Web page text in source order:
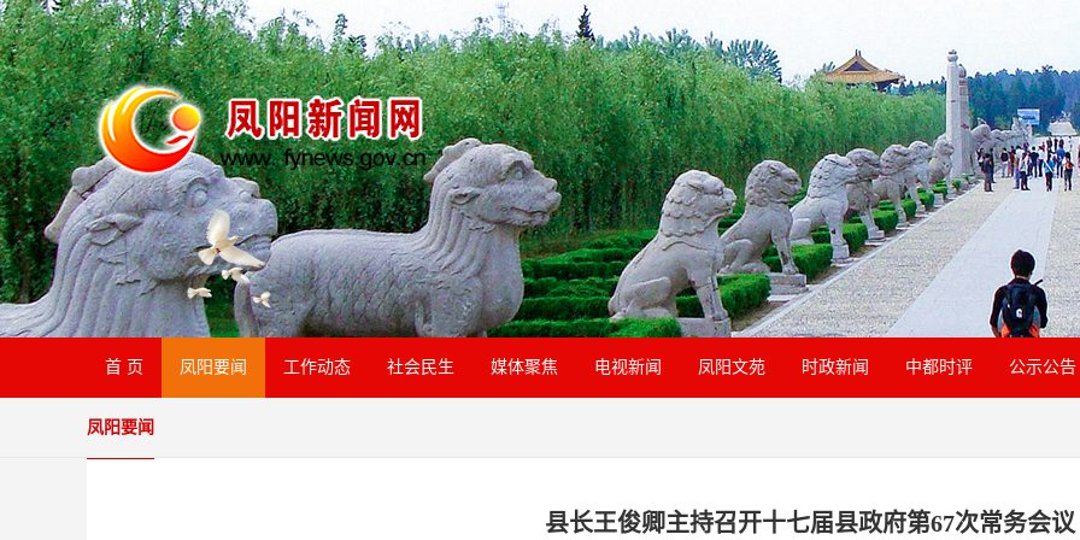
首 页 凤阳要闻 工作动态 社会民生 媒体聚焦 电视新闻 凤阳文苑 时政新闻 中都时评 公示公告
凤阳要闻
县长王俊卿主持召开十七届县政府第67次常务会议